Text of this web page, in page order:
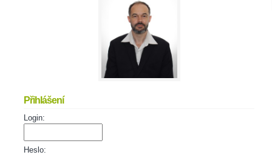
Přihlášení
Login:
Heslo: